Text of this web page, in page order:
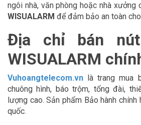
ngôi nhà, văn phòng hoặc nhà xưởng
WISUALARM để đảm bảo an toàn
Địa chỉ bán
WISUALARM
Vuhoangtelecom.vn là trang mua
chuông hình, báo trộm, tổng đài,
lượng cao. Sản phẩm Bảo hành chính
quốc.